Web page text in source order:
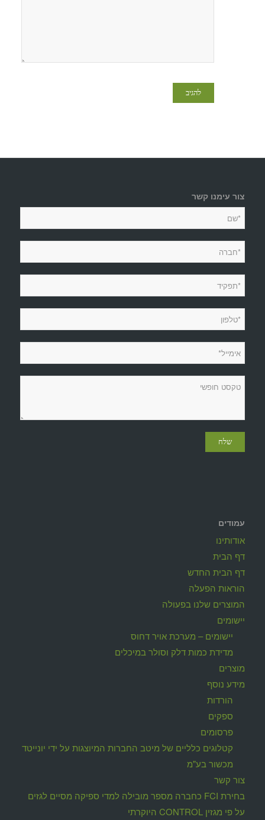
צור עימנו קשר
עמודים
אודותינו
דף הבית
דף הבית החדש
הוראות הפעלה
המוצרים שלנו בפעולה
יישומים
יישומים – מערכת אויר דחוס
מדידת כמות דלק וסולר במיכלים
מוצרים
מידע נוסף
הורדות
ספקים
פרסומים
קטלוגים כלליים של מיטב החברות המיוצגות על ידי יונייטד
מכשור בע"מ
צור קשר
בחירת FCI כחברה מספר מובילה למדי ספיקה מסיים לגזים
על פי מגזין CONTROL היוקרתי